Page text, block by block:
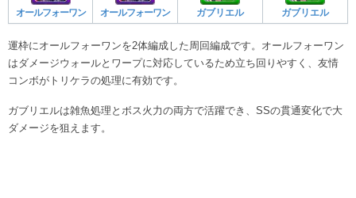
オールフォーワン オールフォーワン ガブリエル ガブリエル
運枠にオールフォーワンを2体編成した周回編成です。オールフォーワン
はダメージウォールとワープに対応しているため立ち回りやすく、友情
コンボがトリケラの処理に有効です。
ガブリエルは雑魚処理とボス火力の両方で活躍でき、SSの貫通変化で大
ダメージを狙えます。